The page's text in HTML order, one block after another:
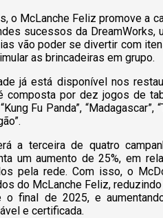
o McLanche Feliz promove a
sucessos da DreamWorks,
vão poder se divertir com
as brincadeiras em grupo.
já está disponível nos
composta por dez jogos de
“Kung Fu Panda”,
a terceira de quatro
um aumento de 25%, em
pela rede. Com isso, o
do McLanche Feliz,
o final de 2025, e
e certificada.